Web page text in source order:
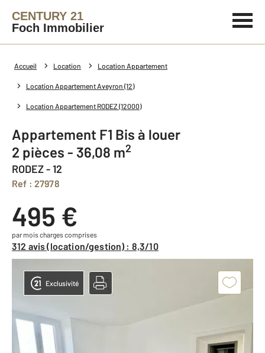
CENTURY 21
Foch Immobilier
Accueil Location Location Appartement
Location Appartement Aveyron (12)
Location Appartement RODEZ (12000)
Appartement F1 Bis à louer
2 pièces - 36,08 m2
RODEZ - 12
Ref : 27978
495 €
par mois charges comprises
312 avis (location/gestion) : 8,3/10
Exclusivité